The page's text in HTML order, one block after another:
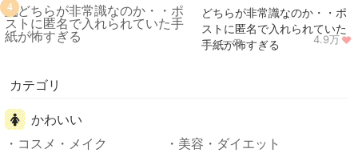
どちらが非常識なのか・・ポ
ストに匿名で入れられていた
手紙が怖すぎる
ニュース 4.9万
4
カテゴリ
かわいい
コスメ・メイク
美容・ダイエット